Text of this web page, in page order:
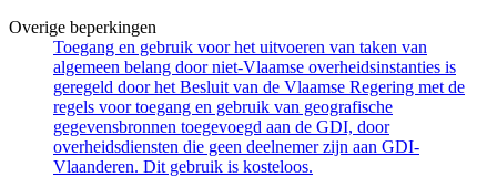
Overige beperkingen
Toegang en gebruik voor het uitvoeren van taken van
algemeen belang door niet-Vlaamse overheidsinstanties is
geregeld door het Besluit van de Vlaamse Regering met de
regels voor toegang en gebruik van geografische
gegevensbronnen toegevoegd aan de GDI, door
overheidsdiensten die geen deelnemer zijn aan GDI-
Vlaanderen. Dit gebruik is kosteloos.